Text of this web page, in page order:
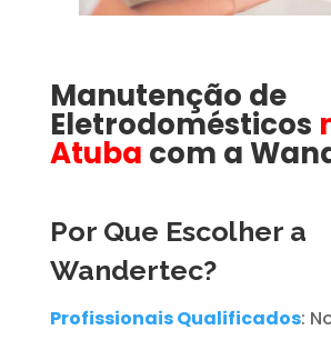
Manutenção de
Eletrodomésticos
Atuba com a
Por Que Escolher a
Wandertec?
Profissionais Qualificados: